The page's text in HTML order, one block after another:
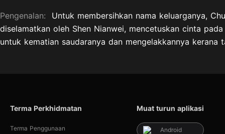
Pengenalan: Untuk membersihkan nama keluarganya,
diselamatkan oleh Shen Nianwei, mencetuskan cinta
untuk kematian saudaranya dan mengelakkannya
Terma Perkhidmatan
Terma Penggunaan
Muat turun aplikasi
Android